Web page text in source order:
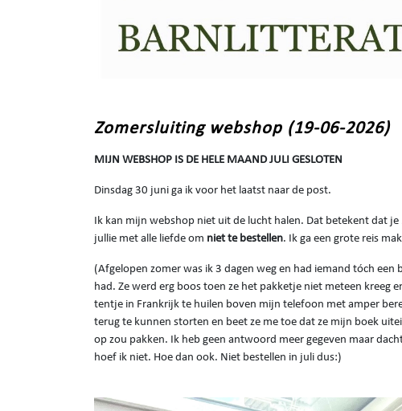
Zomersluiting webshop (19-06-2026)
MIJN WEBSHOP IS DE HELE MAAND JULI GESLOTEN
Dinsdag 30 juni ga ik voor het laatst naar de post.
Ik kan mijn webshop niet uit de lucht halen. Dat betekent dat je
jullie met alle liefde om niet te bestellen. Ik ga een grote reis
(Afgelopen zomer was ik 3 dagen weg en had iemand tóch
had. Ze werd erg boos toen ze het pakketje niet meteen kreeg
tentje in Frankrijk te huilen boven mijn telefoon met amper
terug te kunnen storten en beet ze me toe dat ze mijn boek
op zou pakken. Ik heb geen antwoord meer gegeven maar
hoef ik niet. Hoe dan ook. Niet bestellen in juli dus:)